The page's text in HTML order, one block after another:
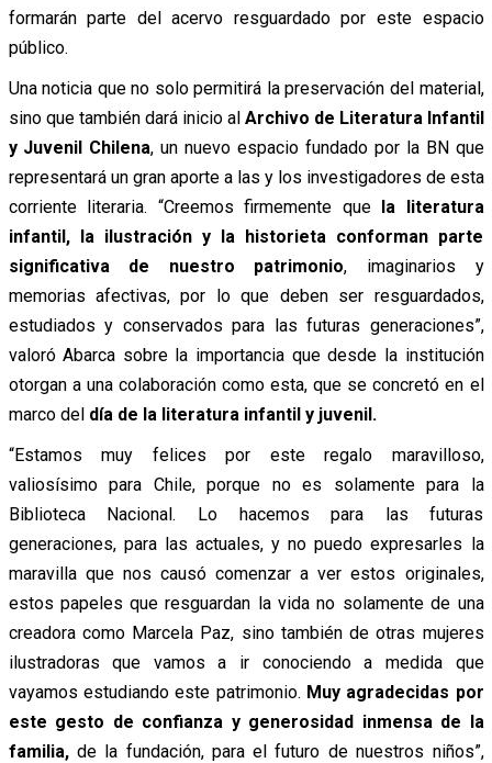
formarán parte del acervo resguardado por este espacio
público.
Una noticia que no solo permitirá la preservación del material,
sino que también dará inicio al Archivo de Literatura Infantil
y Juvenil Chilena, un nuevo espacio fundado por la BN que
representará un gran aporte a las y los investigadores de esta
corriente literaria. “Creemos firmemente que la literatura
infantil, la ilustración y la historieta conforman parte
significativa de nuestro patrimonio, imaginarios y
memorias afectivas, por lo que deben ser resguardados,
estudiados y conservados para las futuras generaciones”,
valoró Abarca sobre la importancia que desde la institución
otorgan a una colaboración como esta, que se concretó en el
marco del día de la literatura infantil y juvenil.
“Estamos muy felices por este regalo maravilloso,
valiosísimo para Chile, porque no es solamente para la
Biblioteca Nacional. Lo hacemos para las futuras
generaciones, para las actuales, y no puedo expresarles la
maravilla que nos causó comenzar a ver estos originales,
estos papeles que resguardan la vida no solamente de una
creadora como Marcela Paz, sino también de otras mujeres
ilustradoras que vamos a ir conociendo a medida que
vayamos estudiando este patrimonio. Muy agradecidas por
este gesto de confianza y generosidad inmensa de la
familia,de la fundación, para el futuro de nuestros niños”,